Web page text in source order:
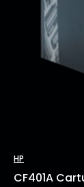
HP
CF401A